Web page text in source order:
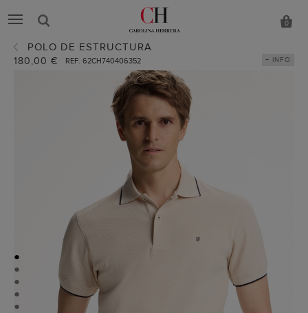
0
POLO DE ESTRUCTURA
180,00 € REF. 62CH740406352 + INFO
●
●
●
●
●